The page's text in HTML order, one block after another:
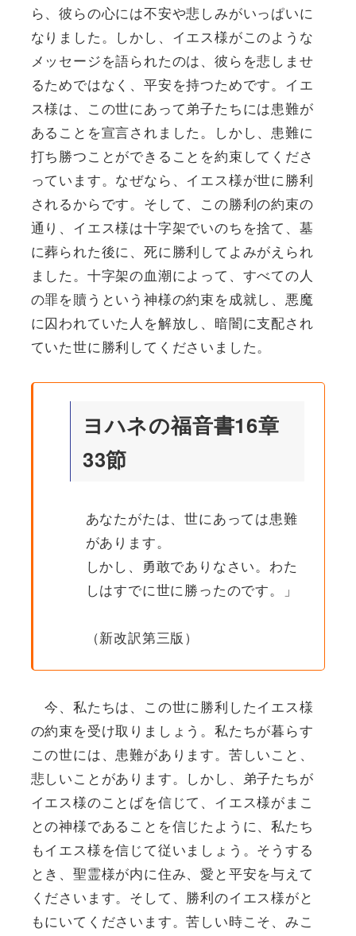
ら、彼らの心には不安や悲しみがいっぱいに
なりました。しかし、イエス様がこのような
メッセージを語られたのは、彼らを悲しませ
るためではなく、平安を持つためです。イエ
ス様は、この世にあって弟子たちには患難が
あることを宣言されました。しかし、患難に
打ち勝つことができることを約束してくださ
っています。なぜなら、イエス様が世に勝利
されるからです。そして、この勝利の約束の
通り、イエス様は十字架でいのちを捨て、墓
に葬られた後に、死に勝利してよみがえられ
ました。十字架の血潮によって、すべての人
の罪を贖うという神様の約束を成就し、悪魔
に囚われていた人を解放し、暗闇に支配され
ていた世に勝利してくださいました。
ヨハネの福音書16章
33節
あなたがたは、世にあっては患難
があります。
しかし、勇敢でありなさい。わた
しはすでに世に勝ったのです。」
（新改訳第三版）
今、私たちは、この世に勝利したイエス様
の約束を受け取りましょう。私たちが暮らす
この世には、患難があります。苦しいこと、
悲しいことがあります。しかし、弟子たちが
イエス様のことばを信じて、イエス様がまこ
との神様であることを信じたように、私たち
もイエス様を信じて従いましょう。そうする
とき、聖霊様が内に住み、愛と平安を与えて
くださいます。そして、勝利のイエス様がと
もにいてくださいます。苦しい時こそ、みこ